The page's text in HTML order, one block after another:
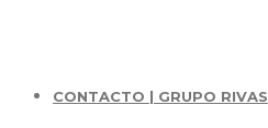
CONTACTO | GRUPO RIVAS